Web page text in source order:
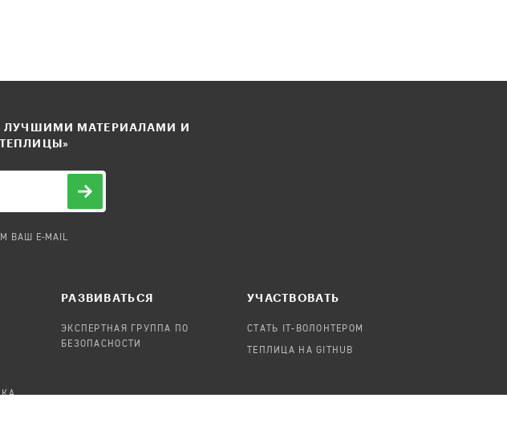
ЛУЧШИМИ МАТЕРИАЛАМИ И
ВАШ E-MAIL
РАЗВИВАТЬСЯ
ЭКСПЕРТНАЯ ГРУППА ПО
БЕЗОПАСНОСТИ
УЧАСТВОВАТЬ
СТАТЬ IT-ВОЛОНТЕРОМ
ТЕПЛИЦА НА GITHUB